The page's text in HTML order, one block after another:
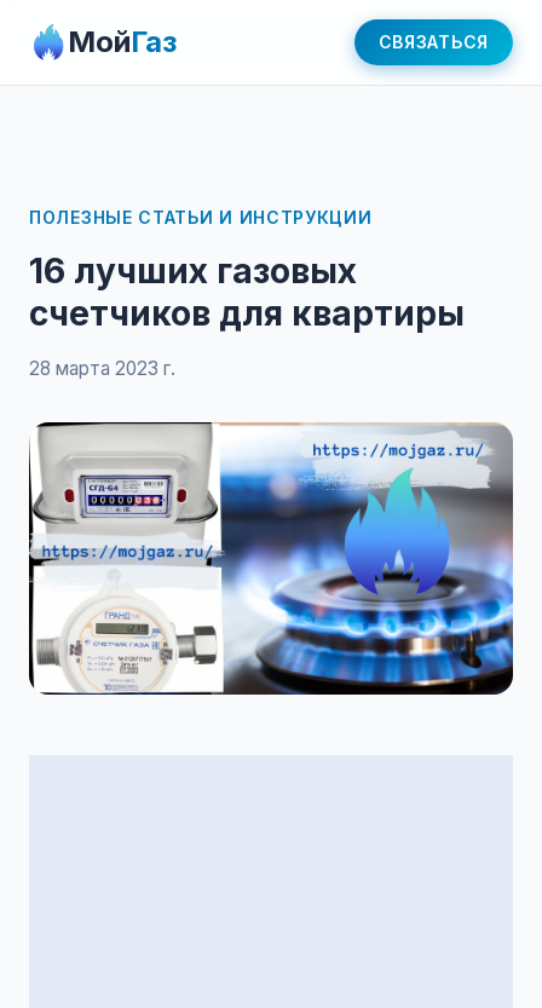
МойГаз СВЯЗАТЬСЯ
ПОЛЕЗНЫЕ СТАТЬИ И ИНСТРУКЦИИ
16 лучших газовых
счетчиков для квартиры
28 марта 2023 г.